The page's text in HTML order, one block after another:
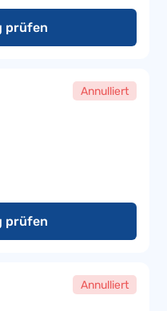
prüfen
Annulliert
prüfen
Annulliert